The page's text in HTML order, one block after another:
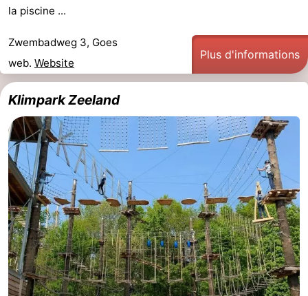
Terrains
de
golf
-
Peche
Sportive
-
Equitation
Boire
et
manger
Événements
Conduite
de
l'anneau
Pratiques
Forum
Route
-
Stationnement
Adresses
la piscine ...
Zwembadweg 3, Goes
web. Website
Plus d'informations
Klimpark Zeeland